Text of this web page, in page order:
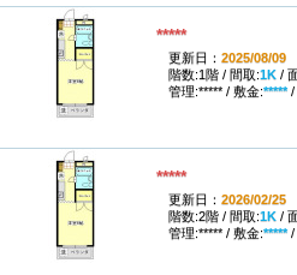
*****
更新日： 2025/08/09
階数:1階 / 間取:1K/
管理:***** / 敷金:*****/
*****
更新日： 2026/02/25
階数:2階 / 間取:1K/
管理:***** / 敷金:*****/